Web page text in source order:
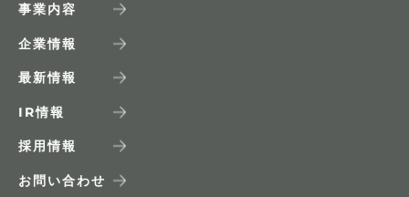
事業内容
企業情報
最新情報
IR情報
採用情報
お問い合わせ